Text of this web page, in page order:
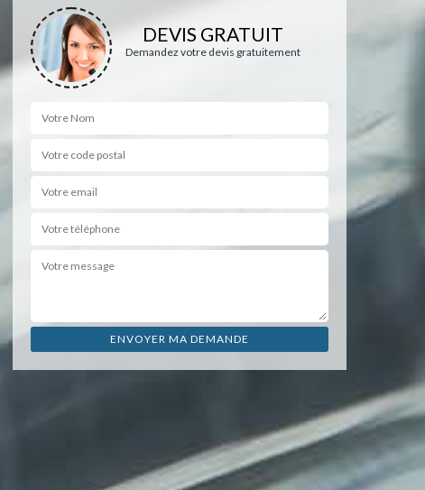
DEVIS GRATUIT
Demandez votre devis gratuitement